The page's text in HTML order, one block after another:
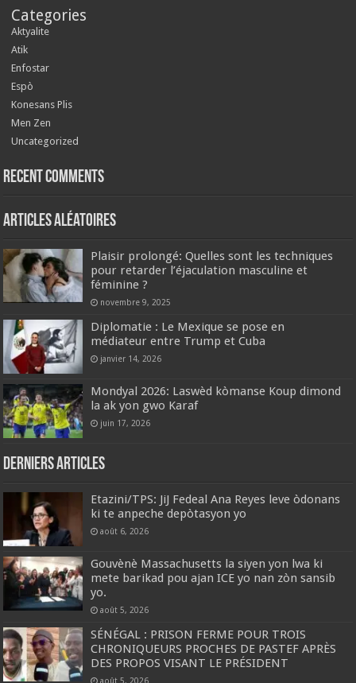
Categories
Aktyalite
Atik
Enfostar
Espò
Konesans Plis
Men Zen
Uncategorized
Recent Comments
Articles aléatoires
Plaisir prolongé: Quelles sont les techniques
pour retarder l’éjaculation masculine et
féminine ?
novembre 9, 2025
Diplomatie : Le Mexique se pose en
médiateur entre Trump et Cuba
janvier 14, 2026
Mondyal 2026: Laswèd kòmanse Koup dimond
la ak yon gwo Karaf
juin 17, 2026
Derniers articles
Etazini/TPS: JiJ Fedeal Ana Reyes leve òdonans
ki te anpeche depòtasyon yo
août 6, 2026
Gouvènè Massachusetts la siyen yon lwa ki
mete barikad pou ajan ICE yo nan zòn sansib
yo.
août 5, 2026
SÉNÉGAL : PRISON FERME POUR TROIS
CHRONIQUEURS PROCHES DE PASTEF APRÈS
DES PROPOS VISANT LE PRÉSIDENT
août 5, 2026